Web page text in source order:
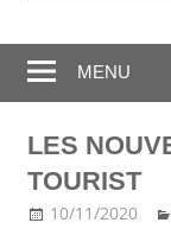
MENU
LES
TOURIST
10/11/2020